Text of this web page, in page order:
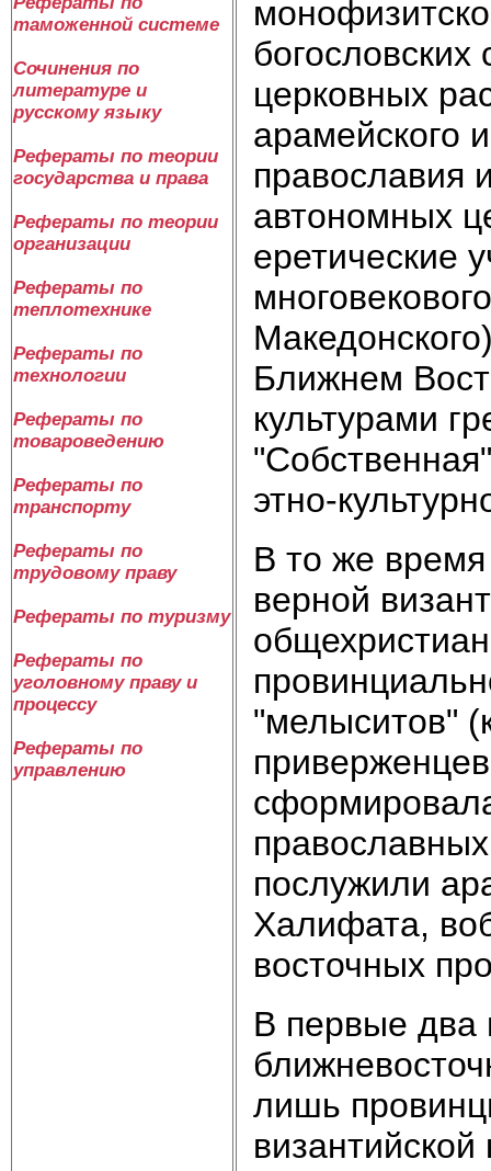
таможенной системе
Сочинения по
литературе и
русскому языку
Рефераты по теории
государства и права
Рефераты по теории
организации
Рефераты по
теплотехнике
Рефераты по
технологии
Рефераты по
товароведению
Рефераты по
транспорту
Рефераты по
трудовому праву
Рефераты по туризму
Рефераты по
уголовному праву и
процессу
Рефераты по
управлению
церковных
арамейского
православия
автономных
еретические
Ближнем
культурами
этно-
В то же время
верной
"мелыситов"
послужили
Халифата,
восточных
В первые два
лишь